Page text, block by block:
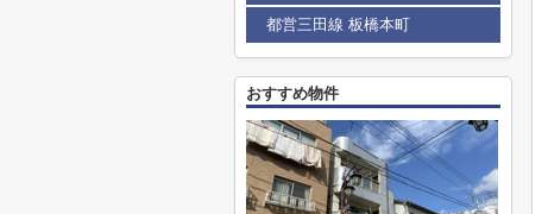
都営三田線 板橋本町
おすすめ物件